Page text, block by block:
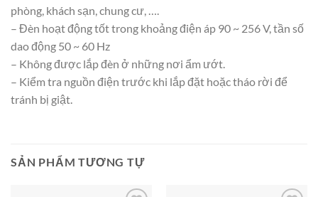
phòng, khách sạn, chung cư, ….
– Đèn hoạt động tốt trong khoảng điện áp 90 ~ 256 V, tần số
dao động 50 ~ 60 Hz
– Không được lắp đèn ở những nơi ẩm ướt.
– Kiểm tra nguồn điện trước khi lắp đặt hoặc tháo rời để
tránh bị giật.
SẢN PHẨM TƯƠNG TỰ